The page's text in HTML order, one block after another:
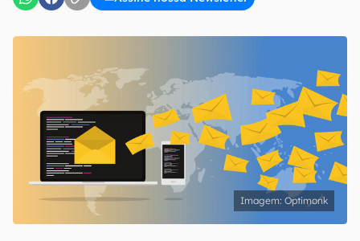
Uso e Política de Privacidade do Canaltech.
Optimonk